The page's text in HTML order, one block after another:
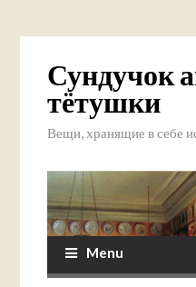
Сундучок
тётушки
Вещи, хранящие в себе
Menu